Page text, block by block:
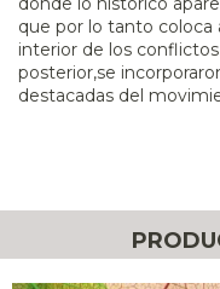
que por lo tanto coloca
interior de los
posterior,se
destacadas del